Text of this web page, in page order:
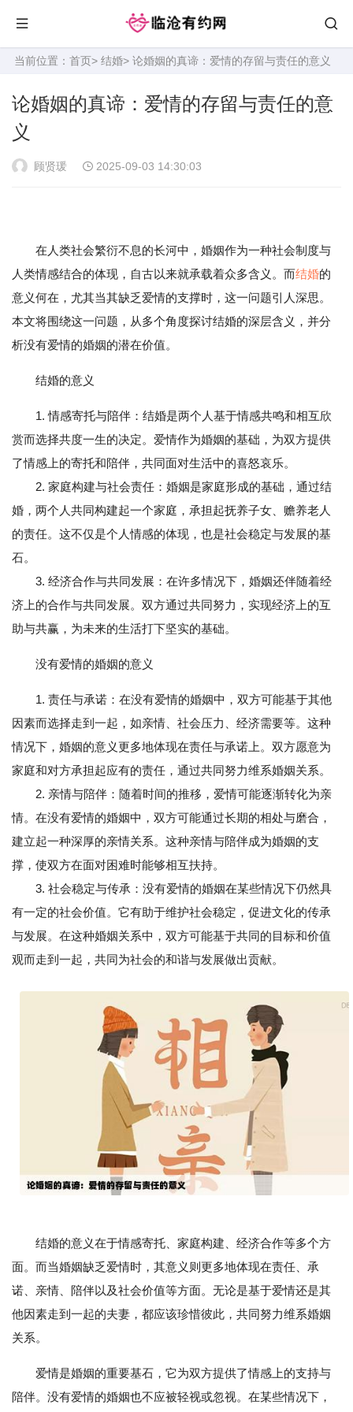
当前位置： 首页> 结婚> 论婚姻的真谛：爱情的存留与责任的意义
论婚姻的真谛：爱情的存留与责任的意
义
顾贤瑗 2025-09-03 14:30:03
在人类社会繁衍不息的长河中，婚姻作为一种社会制度与
人类情感结合的体现，自古以来就承载着众多含义。而结婚的
意义何在，尤其当其缺乏爱情的支撑时，这一问题引人深思。
本文将围绕这一问题，从多个角度探讨结婚的深层含义，并分
析没有爱情的婚姻的潜在价值。
结婚的意义
1. 情感寄托与陪伴：结婚是两个人基于情感共鸣和相互欣
赏而选择共度一生的决定。爱情作为婚姻的基础，为双方提供
了情感上的寄托和陪伴，共同面对生活中的喜怒哀乐。
2. 家庭构建与社会责任：婚姻是家庭形成的基础，通过结
婚，两个人共同构建起一个家庭，承担起抚养子女、赡养老人
的责任。这不仅是个人情感的体现，也是社会稳定与发展的基
石。
3. 经济合作与共同发展：在许多情况下，婚姻还伴随着经
济上的合作与共同发展。双方通过共同努力，实现经济上的互
助与共赢，为未来的生活打下坚实的基础。
没有爱情的婚姻的意义
1. 责任与承诺：在没有爱情的婚姻中，双方可能基于其他
因素而选择走到一起，如亲情、社会压力、经济需要等。这种
情况下，婚姻的意义更多地体现在责任与承诺上。双方愿意为
家庭和对方承担起应有的责任，通过共同努力维系婚姻关系。
2. 亲情与陪伴：随着时间的推移，爱情可能逐渐转化为亲
情。在没有爱情的婚姻中，双方可能通过长期的相处与磨合，
建立起一种深厚的亲情关系。这种亲情与陪伴成为婚姻的支
撑，使双方在面对困难时能够相互扶持。
3. 社会稳定与传承：没有爱情的婚姻在某些情况下仍然具
有一定的社会价值。它有助于维护社会稳定，促进文化的传承
与发展。在这种婚姻关系中，双方可能基于共同的目标和价值
观而走到一起，共同为社会的和谐与发展做出贡献。
结婚的意义在于情感寄托、家庭构建、经济合作等多个方
面。而当婚姻缺乏爱情时，其意义则更多地体现在责任、承
诺、亲情、陪伴以及社会价值等方面。无论是基于爱情还是其
他因素走到一起的夫妻，都应该珍惜彼此，共同努力维系婚姻
关系。
爱情是婚姻的重要基石，它为双方提供了情感上的支持与
陪伴。没有爱情的婚姻也不应被轻视或忽视。在某些情况下，